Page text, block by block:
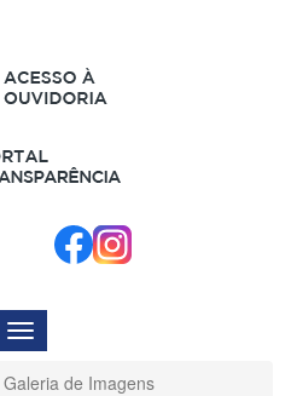
Menu
de
Navegação
Galeria de Imagens